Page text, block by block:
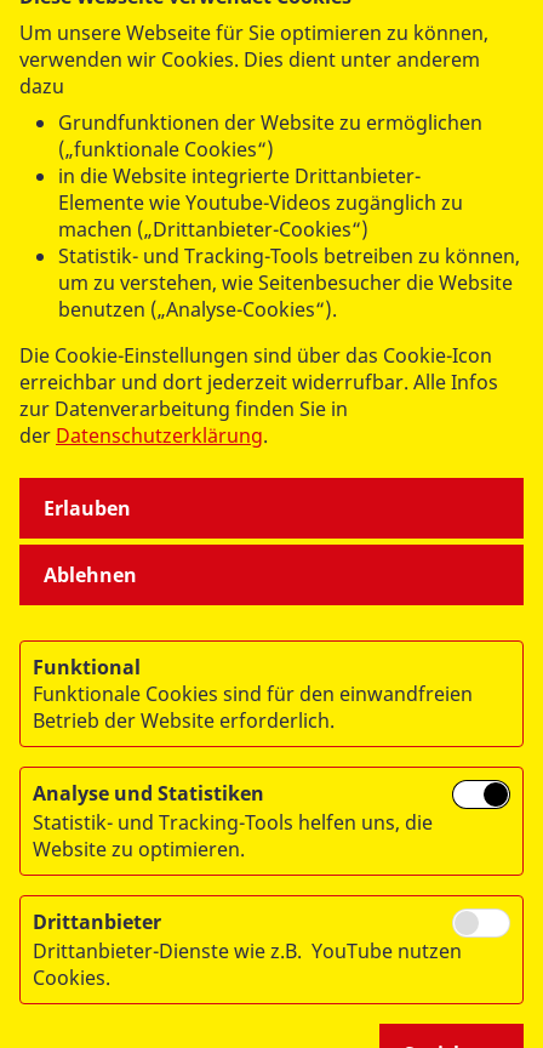
UNSERE ANGEBOTE
SPENDEN & STIFTEN
ÜBER UNS
© 2026 ASB Deutschland e.V.
Impressum
RITA
Um unsere Webseite für Sie optimieren zu können,
verwenden wir Cookies. Dies dient unter anderem
dazu
Grundfunktionen der Website zu ermöglichen
(„funktionale Cookies“)
in die Website integrierte Drittanbieter-
Elemente wie Youtube-Videos zugänglich zu
machen („Drittanbieter-Cookies“)
Statistik- und Tracking-Tools betreiben zu können,
um zu verstehen, wie Seitenbesucher die Website
benutzen („Analyse-Cookies“).
Die Cookie-Einstellungen sind über das Cookie-Icon
erreichbar und dort jederzeit widerrufbar. Alle Infos
zur Datenverarbeitung finden Sie in
der Datenschutzerklärung.
Ablehnen
Erlauben
Funktional
Funktionale Cookies sind für den einwandfreien
Betrieb der Website erforderlich.
Analyse und Statistiken
Statistik- und Tracking-Tools helfen uns, die
Website zu optimieren.
Drittanbieter
Drittanbieter-Dienste wie z.B. YouTube nutzen
Cookies.